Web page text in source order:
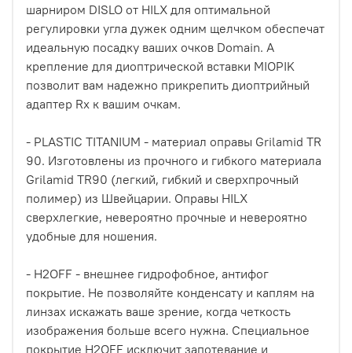
шарниром DISLO от HILX для оптимальной
регулировки угла дужек одним щелчком обеспечат
идеальную посадку ваших очков Domain. А
крепление для диоптрической вставки MIOPIK
позволит вам надежно прикрепить диоптрийный
адаптер Rx к вашим очкам.
- PLASTIC TITANIUM - материал оправы Grilamid TR
90. Изготовлены из прочного и гибкого материала
Grilamid TR90 (легкий, гибкий и сверхпрочный
полимер) из Швейцарии. Оправы HILX
сверхлегкие, невероятно прочные и невероятно
удобные для ношения.
- H2OFF - внешнее гидрофобное, антифог
покрытие. Не позволяйте конденсату и каплям на
линзах искажать ваше зрение, когда четкость
изображения больше всего нужна. Специальное
покрытие H2OFF исключит запотевание и